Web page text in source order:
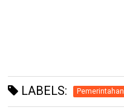
LABELS: Pemerintahan